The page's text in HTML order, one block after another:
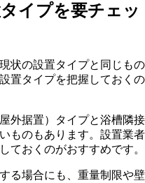
イプを要チェッ
状の設置タイプと同じもの
置タイプを把握しておくの
外据置）タイプと浴槽隣接
ものもあります。設置業者
ておくのがおすすめです。
る場合にも、重量制限や壁